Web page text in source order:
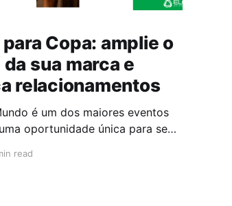
Copa: amplie o
sua marca e
relacionamentos
é um dos maiores eventos
oportunidade única para se
read